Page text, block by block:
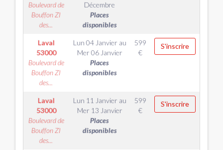
Boulevard de
Bouffon ZI
des...
Décembre
Places
disponibles
Laval
53000
Boulevard de
Bouffon ZI
des...
Lun 04 Janvier au
Mer 06 Janvier
Places
disponibles
599
€
S'inscrire
Laval
53000
Boulevard de
Bouffon ZI
des...
Lun 11 Janvier au
Mer 13 Janvier
Places
disponibles
599
€
S'inscrire